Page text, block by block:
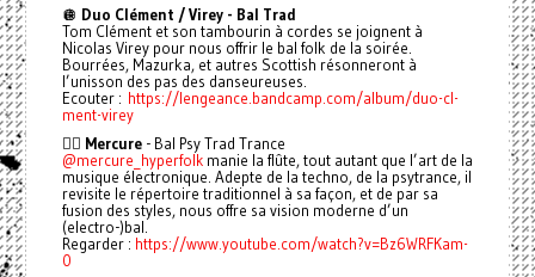
🪩 Duo Clément / Virey - Bal Trad
Tom Clément et son tambourin à cordes se joignent à
Nicolas Virey pour nous offrir le bal folk de la soirée.
Bourrées, Mazurka, et autres Scottish résonneront à
l’unisson des pas des danseureuses.
Ecouter : https://lengeance.bandcamp.com/album/duo-cl-
ment-virey
🧚‍♂️ Mercure- Bal Psy Trad Trance
@mercure_hyperfolkmanie la flûte, tout autant que l’art de la
musique électronique. Adepte de la techno, de la psytrance, il
revisite le répertoire traditionnel à sa façon, et de par sa
fusion des styles, nous offre sa vision moderne d’un
(electro-)bal.
Regarder : https://www.youtube.com/watch?v=Bz6WRFKam-
0